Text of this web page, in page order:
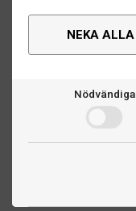
NEKA ALLA
Nödvändiga